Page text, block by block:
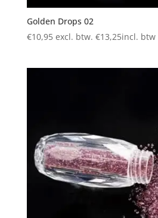
Golden Drops 02
€10,95 excl. btw. €13,25incl. btw